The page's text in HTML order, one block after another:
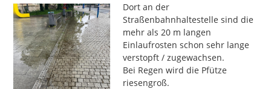
Dort an der
Straßenbahnhaltestelle sind die
mehr als 20 m langen
Einlaufrosten schon sehr lange
verstopft / zugewachsen.
Bei Regen wird die Pfütze
riesengroß.